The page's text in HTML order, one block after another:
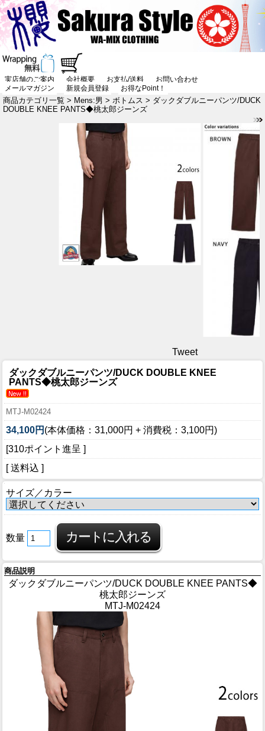
実店舗のご案内 会社概要 お支払/送料
お問い合わせ
メールマガジン
新規会員登録 お得なPoint！
商品カテゴリ一覧 > Mens:男 > ボトムス > ダックダブルニーパンツ/DUCK
DOUBLE KNEE PANTS◆桃太郎ジーンズ
Tweet
ダックダブルニーパンツ/DUCK DOUBLE KNEE
PANTS◆桃太郎ジーンズ
MTJ-M02424
34,100円 (本体価格：31,000円 + 消費税：3,100円)
[310ポイント進呈 ]
[ 送料込 ]
サイズ／カラー
数量
商品説明
ダックダブルニーパンツ/DUCK DOUBLE KNEE PANTS◆
桃太郎ジーンズ
MTJ-M02424